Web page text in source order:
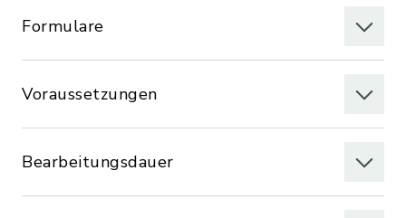
Formulare
Voraussetzungen
Bearbeitungsdauer